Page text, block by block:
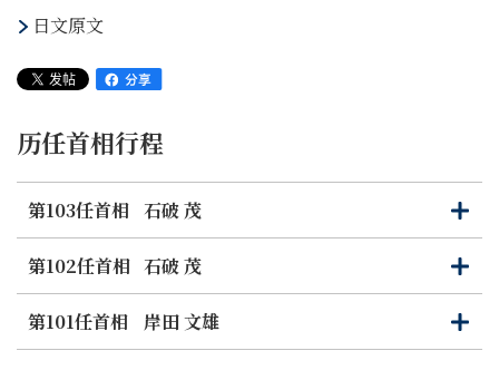
日文原文
历任首相行程
第103任首相 石破 茂
打
开
关
闭
第102任首相 石破 茂
打
开
关
闭
第101任首相
岸田 文雄
打
开
关
闭